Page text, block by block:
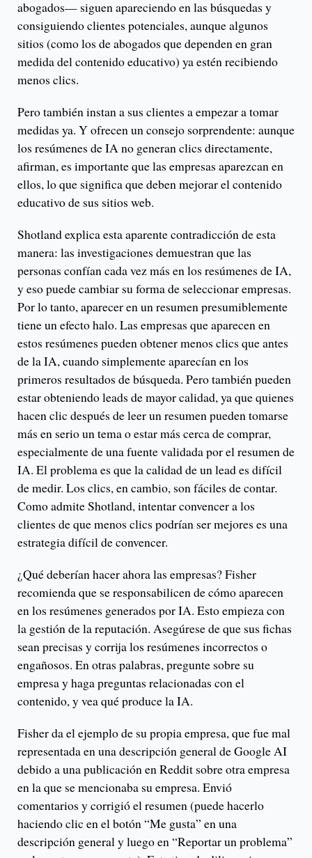
abogados— siguen apareciendo en las búsquedas y
consiguiendo clientes potenciales, aunque algunos
sitios (como los de abogados que dependen en gran
medida del contenido educativo) ya estén recibiendo
menos clics.
Pero también instan a sus clientes a empezar a tomar
medidas ya. Y ofrecen un consejo sorprendente: aunque
los resúmenes de IA no generan clics directamente,
afirman, es importante que las empresas aparezcan en
ellos, lo que significa que deben mejorar el contenido
educativo de sus sitios web.
Shotland explica esta aparente contradicción de esta
manera: las investigaciones demuestran que las
personas confían cada vez más en los resúmenes de IA,
y eso puede cambiar su forma de seleccionar empresas.
Por lo tanto, aparecer en un resumen presumiblemente
tiene un efecto halo. Las empresas que aparecen en
estos resúmenes pueden obtener menos clics que antes
de la IA, cuando simplemente aparecían en los
primeros resultados de búsqueda. Pero también pueden
estar obteniendo leads de mayor calidad, ya que quienes
hacen clic después de leer un resumen pueden tomarse
más en serio un tema o estar más cerca de comprar,
especialmente de una fuente validada por el resumen de
IA. El problema es que la calidad de un lead es difícil
de medir. Los clics, en cambio, son fáciles de contar.
Como admite Shotland, intentar convencer a los
clientes de que menos clics podrían ser mejores es una
estrategia difícil de convencer.
¿Qué deberían hacer ahora las empresas? Fisher
recomienda que se responsabilicen de cómo aparecen
en los resúmenes generados por IA. Esto empieza con
la gestión de la reputación. Asegúrese de que sus fichas
sean precisas y corrija los resúmenes incorrectos o
engañosos. En otras palabras, pregunte sobre su
empresa y haga preguntas relacionadas con el
contenido, y vea qué produce la IA.
Fisher da el ejemplo de su propia empresa, que fue mal
representada en una descripción general de Google AI
debido a una publicación en Reddit sobre otra empresa
en la que se mencionaba su empresa. Envió
comentarios y corrigió el resumen (puede hacerlo
haciendo clic en el botón “Me gusta” en una
descripción general y luego en “Reportar un problema”